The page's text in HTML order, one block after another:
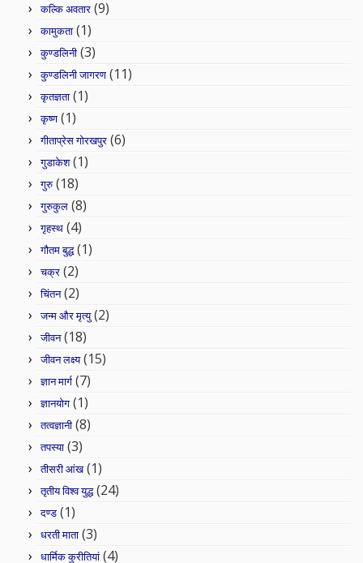
कल्कि अवतार (9)
कामुकता (1)
कुण्डलिनी (3)
कुण्डलिनी जागरण (11)
कृतज्ञता (1)
कृष्ण (1)
गीताप्रेस गोरखपुर (6)
गुडाकेश(1)
गुरु(18)
गुरुकुल (8)
गृहस्थ (4)
गौतम बुद्ध(1)
चक्र (2)
चिंतन(2)
जन्म और मृत्यु(2)
जीवन(18)
जीवन लक्ष्य(15)
ज्ञान मार्ग (7)
ज्ञानयोग (1)
तत्वज्ञानी (8)
तपस्या (3)
तीसरी आंख(1)
तृतीय विश्व युद्ध(24)
दण्ड (1)
धरती माता (3)
धार्मिक कुरीतियां (4)